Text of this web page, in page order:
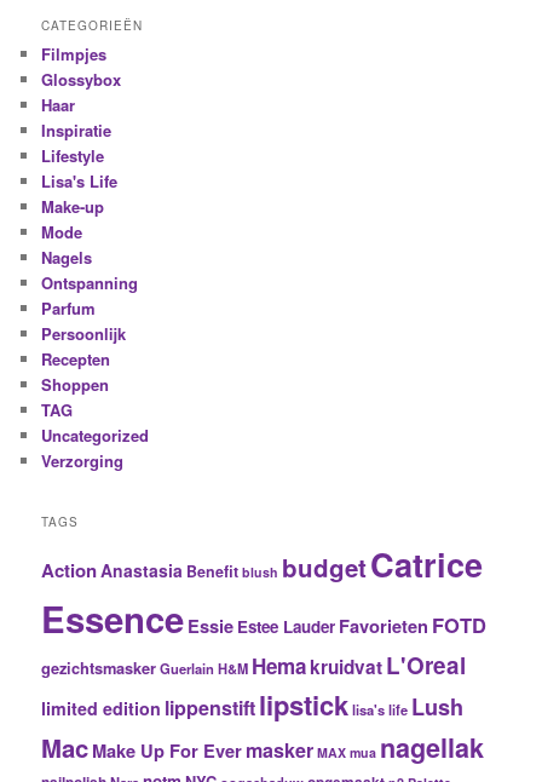
CATEGORIEËN
Filmpjes
Glossybox
Haar
Inspiratie
Lifestyle
Lisa's Life
Make-up
Mode
Nagels
Ontspanning
Parfum
Persoonlijk
Recepten
Shoppen
TAG
Uncategorized
Verzorging
TAGS
ActionAnastasia Benefit blush budgetCatrice
EssenceEssie Estee Lauder Favorieten FOTD
gezichtsmaskerGuerlain H&M HemakruidvatL'Oreal
limited edition lippenstiftlipsticklisa's life Lush
MacMake Up For Evermasker MAX mua nagellak